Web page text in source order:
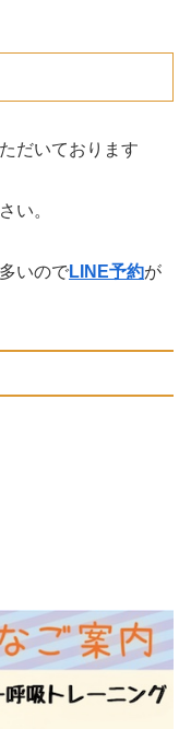
だいております
い。
いのでLINE予約が